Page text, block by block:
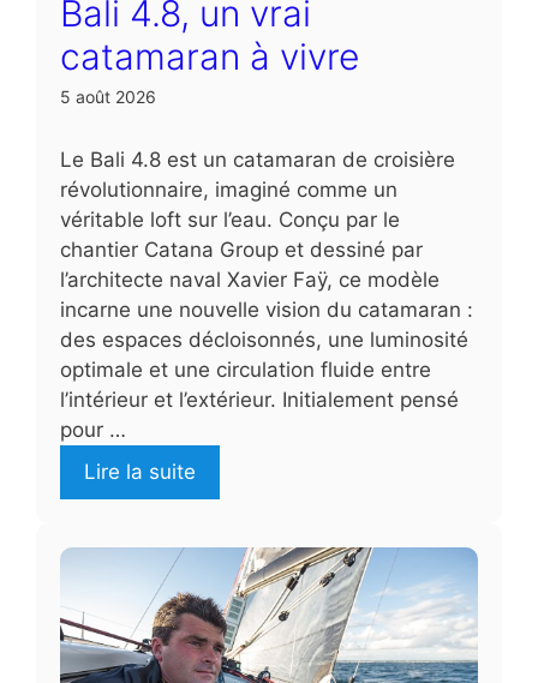
Bali 4.8, un vrai
catamaran à vivre
5 août 2026
Le Bali 4.8 est un catamaran de croisière
révolutionnaire, imaginé comme un
véritable loft sur l’eau. Conçu par le
chantier Catana Group et dessiné par
l’architecte naval Xavier Faÿ, ce modèle
incarne une nouvelle vision du catamaran :
des espaces décloisonnés, une luminosité
optimale et une circulation fluide entre
l’intérieur et l’extérieur. Initialement pensé
pour …
Lire la suite